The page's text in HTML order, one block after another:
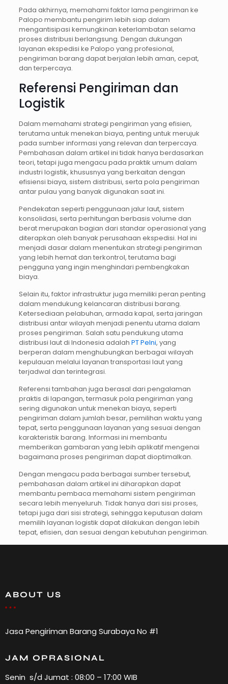
Pada akhirnya, memahami faktor lama pengiriman ke
Palopo membantu pengirim lebih siap dalam
mengantisipasi kemungkinan keterlambatan selama
proses distribusi berlangsung. Dengan dukungan
layanan ekspedisi ke Palopo yang profesional,
pengiriman barang dapat berjalan lebih aman, cepat,
dan terpercaya.
Referensi Pengiriman dan
Logistik
Dalam memahami strategi pengiriman yang efisien,
terutama untuk menekan biaya, penting untuk merujuk
pada sumber informasi yang relevan dan terpercaya.
Pembahasan dalam artikel ini tidak hanya berdasarkan
teori, tetapi juga mengacu pada praktik umum dalam
industri logistik, khususnya yang berkaitan dengan
efisiensi biaya, sistem distribusi, serta pola pengiriman
antar pulau yang banyak digunakan saat ini.
Pendekatan seperti penggunaan jalur laut, sistem
konsolidasi, serta perhitungan berbasis volume dan
berat merupakan bagian dari standar operasional yang
diterapkan oleh banyak perusahaan ekspedisi. Hal ini
menjadi dasar dalam menentukan strategi pengiriman
yang lebih hemat dan terkontrol, terutama bagi
pengguna yang ingin menghindari pembengkakan
biaya.
Selain itu, faktor infrastruktur juga memiliki peran penting
dalam mendukung kelancaran distribusi barang.
Ketersediaan pelabuhan, armada kapal, serta jaringan
distribusi antar wilayah menjadi penentu utama dalam
proses pengiriman. Salah satu pendukung utama
distribusi laut di Indonesia adalah PT Pelni, yang
berperan dalam menghubungkan berbagai wilayah
kepulauan melalui layanan transportasi laut yang
terjadwal dan terintegrasi.
Referensi tambahan juga berasal dari pengalaman
praktis di lapangan, termasuk pola pengiriman yang
sering digunakan untuk menekan biaya, seperti
pengiriman dalam jumlah besar, pemilihan waktu yang
tepat, serta penggunaan layanan yang sesuai dengan
karakteristik barang. Informasi ini membantu
memberikan gambaran yang lebih aplikatif mengenai
bagaimana proses pengiriman dapat dioptimalkan.
Dengan mengacu pada berbagai sumber tersebut,
pembahasan dalam artikel ini diharapkan dapat
membantu pembaca memahami sistem pengiriman
secara lebih menyeluruh. Tidak hanya dari sisi proses,
tetapi juga dari sisi strategi, sehingga keputusan dalam
memilih layanan logistik dapat dilakukan dengan lebih
tepat, efisien, dan sesuai dengan kebutuhan pengiriman.
ABOUT US
Jasa Pengiriman Barang Surabaya No #1
JAM OPRASIONAL
Senin s/d Jumat : 08:00 – 17:00 WIB